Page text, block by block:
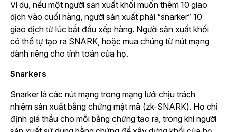
Ví dụ, nếu một người sản xuất khối muốn thêm 10 giao
dịch vào cuối hàng, người sản xuất phải “snarker” 10
giao dịch từ lúc bắt đầu xếp hàng. Người sản xuất khối
có thể tự tạo ra SNARK, hoặc mua chúng từ nút mạng
dành riêng cho tính toán của họ.
Snarkers
Snarker là các nút mạng trong mạng lưới chịu trách
nhiệm sản xuất bằng chứng mật mã (zk-SNARK). Họ chỉ
định giá thầu cho mỗi bằng chứng tạo ra, trong khi người